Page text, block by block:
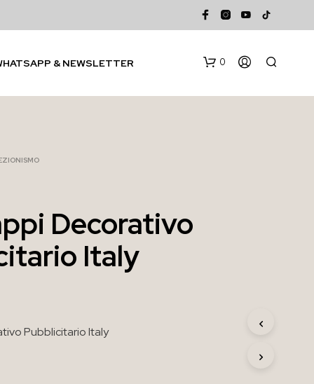
& NEWSLETTER 0
Decorativo
Italy
Pubblicitario Italy